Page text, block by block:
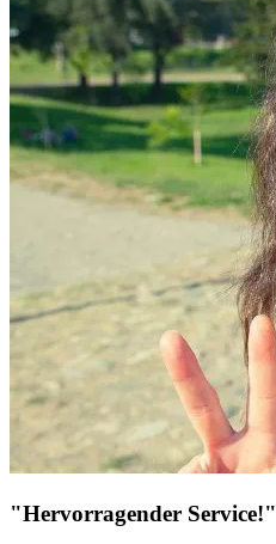
"Hervorragender Service!"